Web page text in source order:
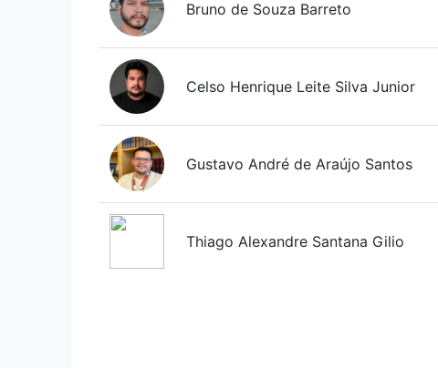
Bruno de Souza Barreto
Celso Henrique Leite Silva Junior
Gustavo André de Araújo Santos
Thiago Alexandre Santana Gilio